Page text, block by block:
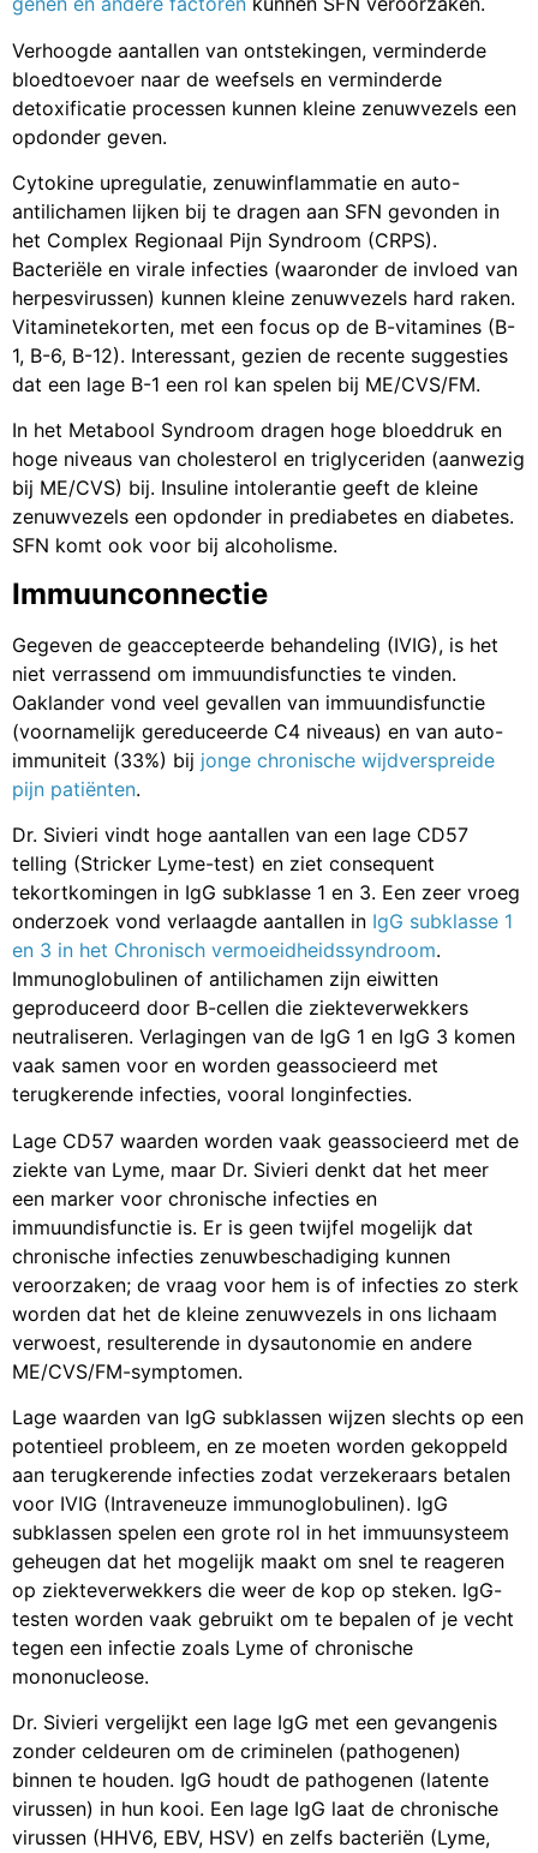
Verhoogde aantallen van ontstekingen, verminderde
bloedtoevoer naar de weefsels en verminderde
detoxificatie processen kunnen kleine zenuwvezels een
opdonder geven.
Cytokine upregulatie, zenuwinflammatie en auto-
antilichamen lijken bij te dragen aan SFN gevonden in
het Complex Regionaal Pijn Syndroom (CRPS).
Bacteriële en virale infecties (waaronder de invloed van
herpesvirussen) kunnen kleine zenuwvezels hard raken.
Vitaminetekorten, met een focus op de B-vitamines (B-
1, B-6, B-12). Interessant, gezien de recente suggesties
dat een lage B-1 een rol kan spelen bij ME/CVS/FM.
In het Metabool Syndroom dragen hoge bloeddruk en
hoge niveaus van cholesterol en triglyceriden (aanwezig
bij ME/CVS) bij. Insuline intolerantie geeft de kleine
zenuwvezels een opdonder in prediabetes en diabetes.
SFN komt ook voor bij alcoholisme.
Immuunconnectie
Gegeven de geaccepteerde behandeling (IVIG), is het
niet verrassend om immuundisfuncties te vinden.
Oaklander vond veel gevallen van immuundisfunctie
(voornamelijk gereduceerde C4 niveaus) en van auto-
immuniteit (33%) bij jonge chronische wijdverspreide
pijn patiënten.
Dr. Sivieri vindt hoge aantallen van een lage CD57
telling (Stricker Lyme-test) en ziet consequent
tekortkomingen in IgG subklasse 1 en 3. Een zeer vroeg
onderzoek vond verlaagde aantallen in IgG subklasse 1
en 3 in het Chronisch vermoeidheidssyndroom.
Immunoglobulinen of antilichamen zijn eiwitten
geproduceerd door B-cellen die ziekteverwekkers
neutraliseren. Verlagingen van de IgG 1 en IgG 3 komen
vaak samen voor en worden geassocieerd met
terugkerende infecties, vooral longinfecties.
Lage CD57 waarden worden vaak geassocieerd met de
ziekte van Lyme, maar Dr. Sivieri denkt dat het meer
een marker voor chronische infecties en
immuundisfunctie is. Er is geen twijfel mogelijk dat
chronische infecties zenuwbeschadiging kunnen
veroorzaken; de vraag voor hem is of infecties zo sterk
worden dat het de kleine zenuwvezels in ons lichaam
verwoest, resulterende in dysautonomie en andere
ME/CVS/FM-symptomen.
Lage waarden van IgG subklassen wijzen slechts op een
potentieel probleem, en ze moeten worden gekoppeld
aan terugkerende infecties zodat verzekeraars betalen
voor IVIG (Intraveneuze immunoglobulinen). IgG
subklassen spelen een grote rol in het immuunsysteem
geheugen dat het mogelijk maakt om snel te reageren
op ziekteverwekkers die weer de kop op steken. IgG-
testen worden vaak gebruikt om te bepalen of je vecht
tegen een infectie zoals Lyme of chronische
mononucleose.
Dr. Sivieri vergelijkt een lage IgG met een gevangenis
zonder celdeuren om de criminelen (pathogenen)
binnen te houden. IgG houdt de pathogenen (latente
virussen) in hun kooi. Een lage IgG laat de chronische
virussen (HHV6, EBV, HSV) en zelfs bacteriën (Lyme,